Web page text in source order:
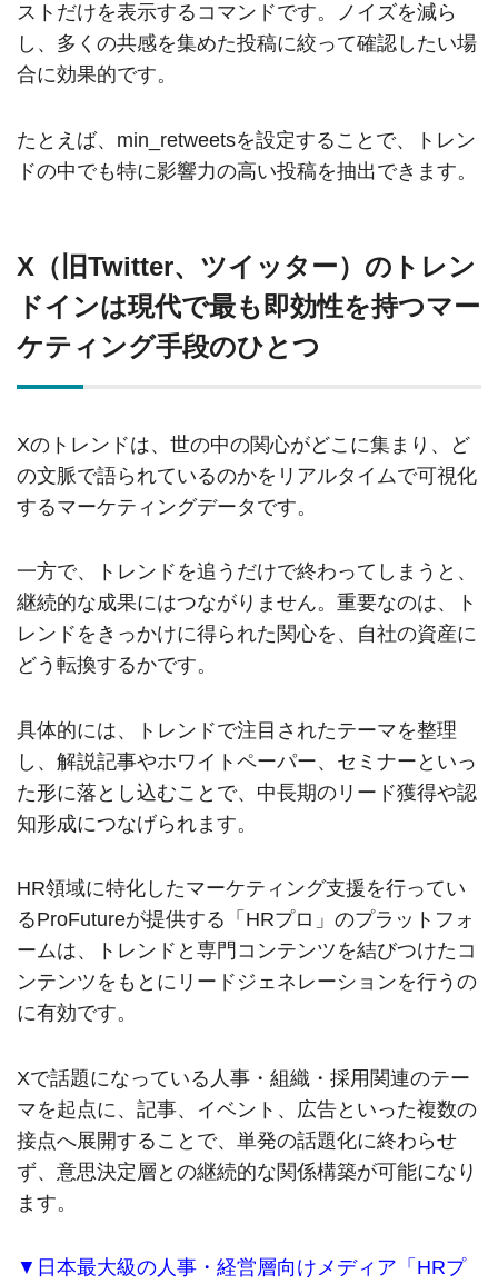
ストだけを表示するコマンドです。ノイズを減ら
し、多くの共感を集めた投稿に絞って確認したい場
合に効果的です。
たとえば、min_retweetsを設定することで、トレン
ドの中でも特に影響力の高い投稿を抽出できます。
X（旧Twitter、ツイッター）のトレン
ドインは現代で最も即効性を持つマー
ケティング手段のひとつ
Xのトレンドは、世の中の関心がどこに集まり、ど
の文脈で語られているのかをリアルタイムで可視化
するマーケティングデータです。
一方で、トレンドを追うだけで終わってしまうと、
継続的な成果にはつながりません。重要なのは、ト
レンドをきっかけに得られた関心を、自社の資産に
どう転換するかです。
具体的には、トレンドで注目されたテーマを整理
し、解説記事やホワイトペーパー、セミナーといっ
た形に落とし込むことで、中長期のリード獲得や認
知形成につなげられます。
HR領域に特化したマーケティング支援を行ってい
るProFutureが提供する「HRプロ」のプラットフォ
ームは、トレンドと専門コンテンツを結びつけたコ
ンテンツをもとにリードジェネレーションを行うの
に有効です。
Xで話題になっている人事・組織・採用関連のテー
マを起点に、記事、イベント、広告といった複数の
接点へ展開することで、単発の話題化に終わらせ
ず、意思決定層との継続的な関係構築が可能になり
ます。
▼日本最大級の人事・経営層向けメディア「HRプ